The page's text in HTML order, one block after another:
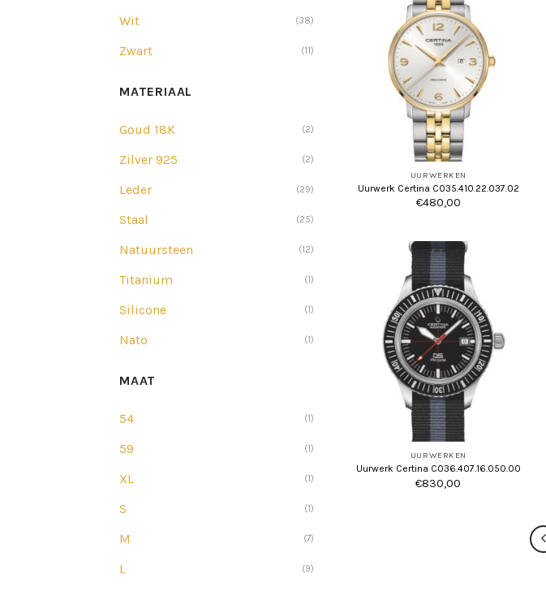
Wit (38)
Zwart (11)
MATERIAAL
Goud 18K (2)
Zilver 925 (2)
Leder (29)
Staal (25)
Natuursteen (12)
Titanium (1)
Silicone (1)
Nato (1)
MAAT
54 (1)
59 (1)
XL (1)
S (1)
M (7)
L (9)
UURWERKEN
Uurwerk Certina C035.410.22.037.02
€480,00
UURWERKEN
Uurwerk Certina C036.407.16.050.00
€830,00